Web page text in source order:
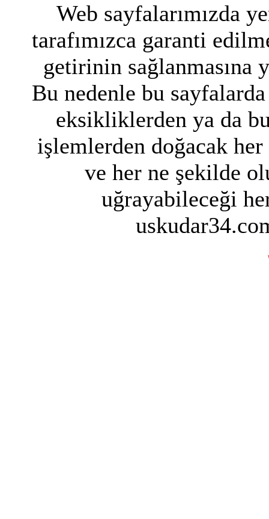
Web sayfalarımızda
tarafımızca garanti
getirinin
Bu nedenle bu
eksikliklerden ya da
işlemlerden doğacak
ve her ne şekilde
uğrayabileceği